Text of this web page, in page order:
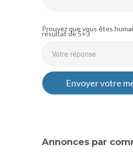
Prouvez que vous êtes
résultat de 5+3
Annonces par